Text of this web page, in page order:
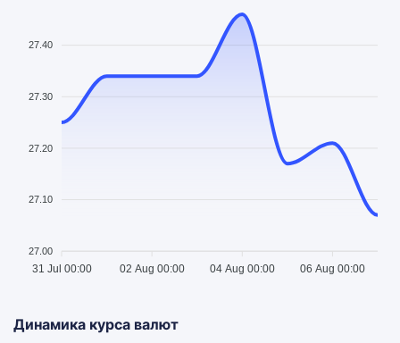
27.40
27.30
27.20
27.10
27.00
31 Jul 00:00 02 Aug 00:00 04 Aug 00:00 06 Aug 00:00
Динамика курса валют